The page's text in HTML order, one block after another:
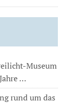
Museum
…
rund um das